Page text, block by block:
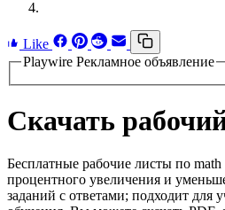
Like
Playwire Рекламное объявление
Скачать
Бесплатные рабочие листы по
процентного увеличения и
заданий с ответами; подходит для